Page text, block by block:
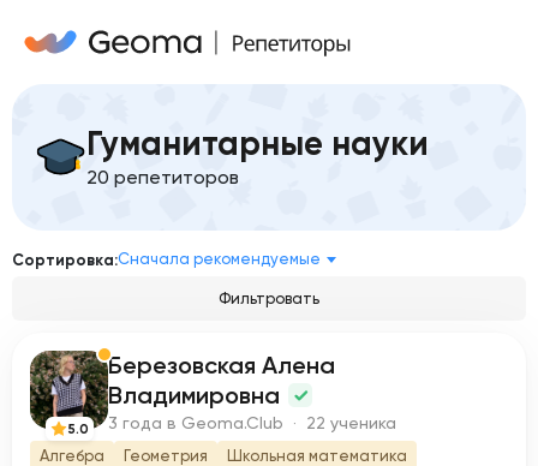
Гуманитарные науки
20 репетиторов
Сортировка:Сначала рекомендуемые
Фильтровать
Б
5.0
Березовская Алена
Владимировна
3 года в Geoma.Club · 22 ученика
Алгебра Геометрия
Школьная математика